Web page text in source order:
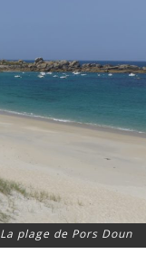
La plage de Pors Doun